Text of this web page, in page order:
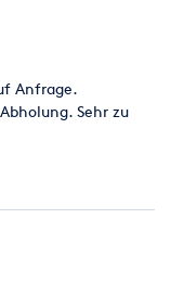
Anfrage.
Sehr zu